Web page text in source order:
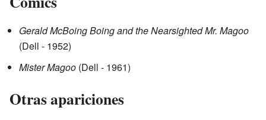
Gerald McBoing Boing and the Nearsighted Mr. Magoo
(Dell - 1952)
Mister Magoo (Dell - 1961)
Otras apariciones